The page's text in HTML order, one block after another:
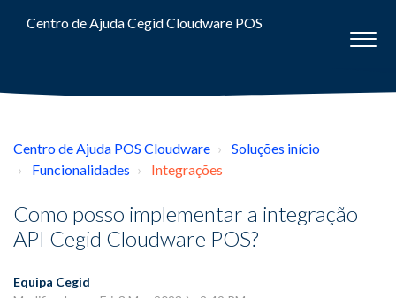
Centro de Ajuda Cegid Cloudware POS
Centro de Ajuda POS Cloudware
Soluções início
Funcionalidades
Integrações
Como posso implementar a integração
API Cegid Cloudware POS?
Equipa Cegid